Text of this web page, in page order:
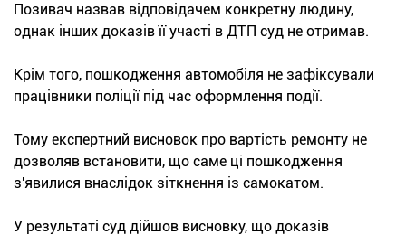
Позивач назвав відповідачем конкретну людину,
однак інших доказів її участі в ДТП суд не отримав.
Крім того, пошкодження автомобіля не зафіксували
працівники поліції під час оформлення події.
Тому експертний висновок про вартість ремонту не
дозволяв встановити, що саме ці пошкодження
з'явилися внаслідок зіткнення із самокатом.
У результаті суд дійшов висновку, що доказів